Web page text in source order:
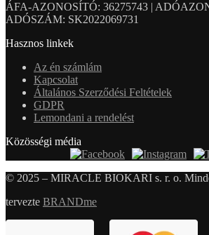
ÁFA-AZONOSÍTÓ: 36275743 |
ADÓSZÁM: SK2022069731
Hasznos linkek
Az én számlám
Kapcsolat
Általános Szerződési Feltételek
GDPR
Lemondani a rendelést
Közösségi média
© 2025 – MIRACLE BIOKARI s. r. o.
tervezte BRANDme